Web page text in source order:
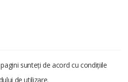
sunteți de acord cu condițiile
de utilizare.